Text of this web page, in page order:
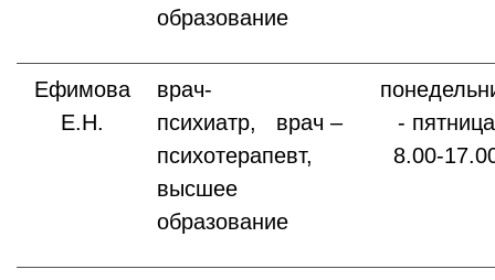
образование
Ефимова
Е.Н.
врач-
психиатр, врач –
психотерапевт,
высшее
образование
- пятница
8.00-